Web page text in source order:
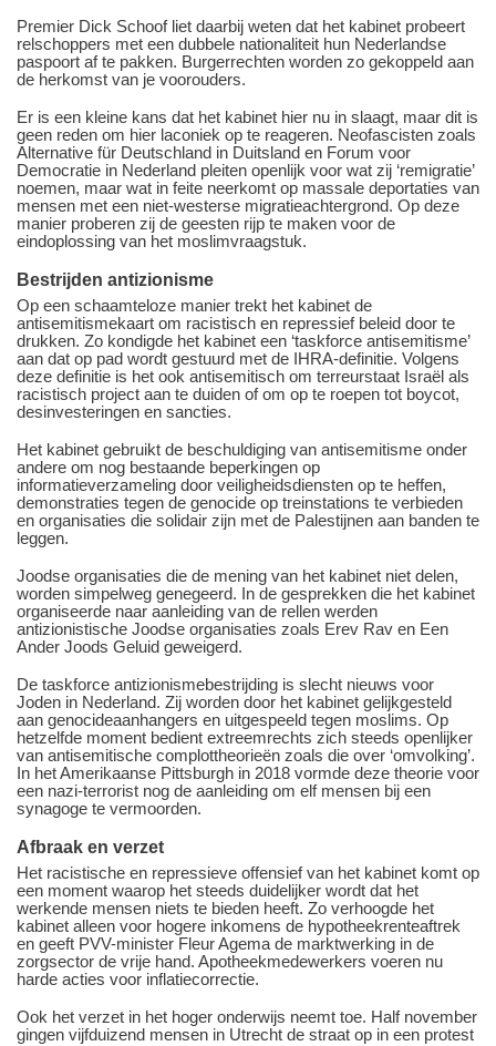
Premier Dick Schoof liet daarbij weten dat het kabinet probeert
relschoppers met een dubbele nationaliteit hun Nederlandse
paspoort af te pakken. Burgerrechten worden zo gekoppeld aan
de herkomst van je voorouders.
Er is een kleine kans dat het kabinet hier nu in slaagt, maar dit is
geen reden om hier laconiek op te reageren. Neofascisten zoals
Alternative für Deutschland in Duitsland en Forum voor
Democratie in Nederland pleiten openlijk voor wat zij ‘remigratie’
noemen, maar wat in feite neerkomt op massale deportaties van
mensen met een niet-westerse migratieachtergrond. Op deze
manier proberen zij de geesten rijp te maken voor de
eindoplossing van het moslimvraagstuk.
Bestrijden antizionisme
Op een schaamteloze manier trekt het kabinet de
antisemitismekaart om racistisch en repressief beleid door te
drukken. Zo kondigde het kabinet een ‘taskforce antisemitisme’
aan dat op pad wordt gestuurd met de IHRA-definitie. Volgens
deze definitie is het ook antisemitisch om terreurstaat Israël als
racistisch project aan te duiden of om op te roepen tot boycot,
desinvesteringen en sancties.
Het kabinet gebruikt de beschuldiging van antisemitisme onder
andere om nog bestaande beperkingen op
informatieverzameling door veiligheidsdiensten op te heffen,
demonstraties tegen de genocide op treinstations te verbieden
en organisaties die solidair zijn met de Palestijnen aan banden te
leggen.
Joodse organisaties die de mening van het kabinet niet delen,
worden simpelweg genegeerd. In de gesprekken die het kabinet
organiseerde naar aanleiding van de rellen werden
antizionistische Joodse organisaties zoals Erev Rav en Een
Ander Joods Geluid geweigerd.
De taskforce antizionismebestrijding is slecht nieuws voor
Joden in Nederland. Zij worden door het kabinet gelijkgesteld
aan genocideaanhangers en uitgespeeld tegen moslims. Op
hetzelfde moment bedient extreemrechts zich steeds openlijker
van antisemitische complottheorieën zoals die over ‘omvolking’.
In het Amerikaanse Pittsburgh in 2018 vormde deze theorie voor
een nazi-terrorist nog de aanleiding om elf mensen bij een
synagoge te vermoorden.
Afbraak en verzet
Het racistische en repressieve offensief van het kabinet komt op
een moment waarop het steeds duidelijker wordt dat het
werkende mensen niets te bieden heeft. Zo verhoogde het
kabinet alleen voor hogere inkomens de hypotheekrenteaftrek
en geeft PVV-minister Fleur Agema de marktwerking in de
zorgsector de vrije hand. Apotheekmedewerkers voeren nu
harde acties voor inflatiecorrectie.
Ook het verzet in het hoger onderwijs neemt toe. Half november
gingen vijfduizend mensen in Utrecht de straat op in een protest